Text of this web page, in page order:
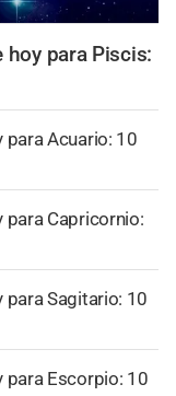
hoy para Piscis:
Acuario: 10
Capricornio:
Sagitario: 10
para Escorpio: 10